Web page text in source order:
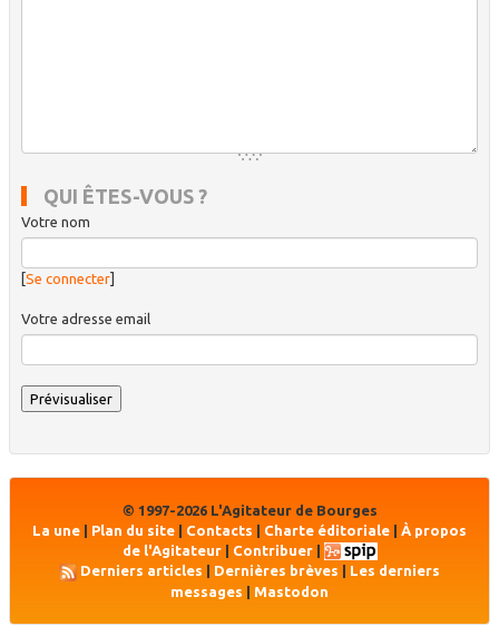
QUI ÊTES-VOUS ?
Votre nom
[Se connecter]
Votre adresse email
© 1997-2026 L'Agitateur de Bourges
La une | Plan du site | Contacts | Charte éditoriale | À propos
de l'Agitateur| Contribuer|
Derniers articles
Dernières brèves
Les derniers
messages | Mastodon